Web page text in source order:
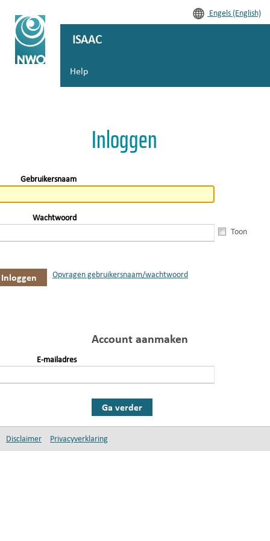
Engels (English)
ISAAC
Help
Inloggen
Gebruikersnaam
Wachtwoord
Toon
Opvragen gebruikersnaam/wachtwoord
Account aanmaken
E-mailadres
Ga verder
Disclaimer Privacyverklaring